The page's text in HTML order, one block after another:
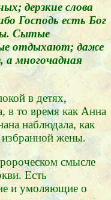
дерзкие слова
Господь есть Бог
Сытые
отдыхают; даже
а многочадная
в детях,
в то время как Анна
наблюдала, как
избранной жены.
смысле
Есть
и умоляющие о